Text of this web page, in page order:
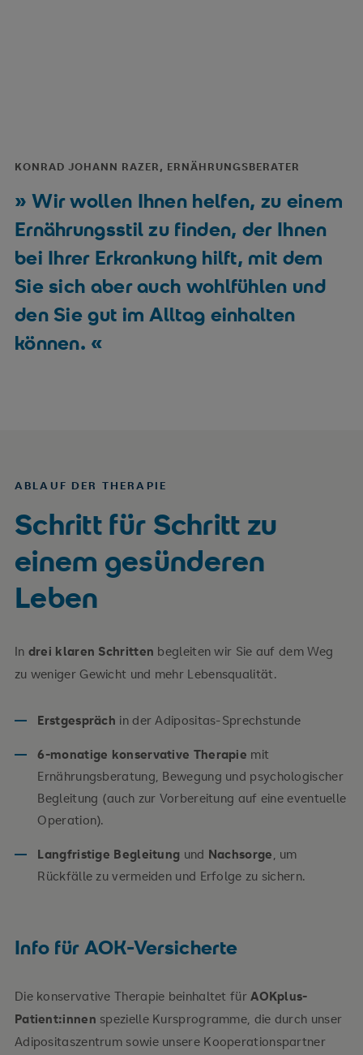
Wir wollen Ihnen helfen, zu einem
Ernährungsstil zu finden, der Ihnen
bei Ihrer Erkrankung hilft, mit dem
Sie sich aber auch wohlfühlen und
den Sie gut im Alltag einhalten
können.
KONRAD JOHANN RAZER, ERNÄHRUNGSBERATER
ABLAUF DER THERAPIE
Schritt für Schritt zu
einem gesünderen
Leben
In drei klaren Schritten begleiten wir Sie auf dem Weg
zu weniger Gewicht und mehr Lebensqualität.
Erstgespräch in der Adipositas-Sprechstunde
6-monatige konservative Therapie mit
Ernährungsberatung, Bewegung und psychologischer
Begleitung (auch zur Vorbereitung auf eine eventuelle
Operation).
Langfristige Begleitung und Nachsorge, um
Rückfälle zu vermeiden und Erfolge zu sichern.
Info für AOK-Versicherte
Die konservative Therapie beinhaltet fürAOKplus-
Patient:innen spezielle Kursprogramme, die durch unser
Adipositaszentrum sowie unsere Kooperationspartner